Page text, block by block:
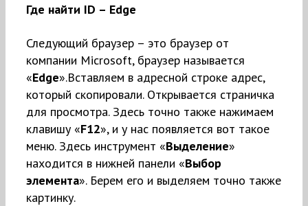
Где найти ID – Edge
Следующий браузер – это браузер от
компании Microsoft, браузер называется
«Edge».Вставляем в адресной строке адрес,
который скопировали. Открывается страничка
для просмотра. Здесь точно также нажимаем
клавишу «F12», и у нас появляется вот такое
меню. Здесь инструмент «Выделение»
находится в нижней панели «Выбор
элемента». Берем его и выделяем точно также
картинку.